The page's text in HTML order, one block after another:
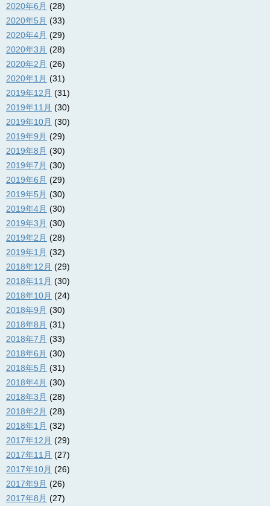
2020年6月 (28)
2020年5月 (33)
2020年4月 (29)
2020年3月 (28)
2020年2月 (26)
2020年1月 (31)
2019年12月 (31)
2019年11月 (30)
2019年10月 (30)
2019年9月 (29)
2019年8月 (30)
2019年7月 (30)
2019年6月 (29)
2019年5月 (30)
2019年4月 (30)
2019年3月 (30)
2019年2月 (28)
2019年1月 (32)
2018年12月 (29)
2018年11月 (30)
2018年10月 (24)
2018年9月 (30)
2018年8月 (31)
2018年7月 (33)
2018年6月 (30)
2018年5月 (31)
2018年4月 (30)
2018年3月 (28)
2018年2月 (28)
2018年1月 (32)
2017年12月 (29)
2017年11月 (27)
2017年10月 (26)
2017年9月 (26)
2017年8月 (27)